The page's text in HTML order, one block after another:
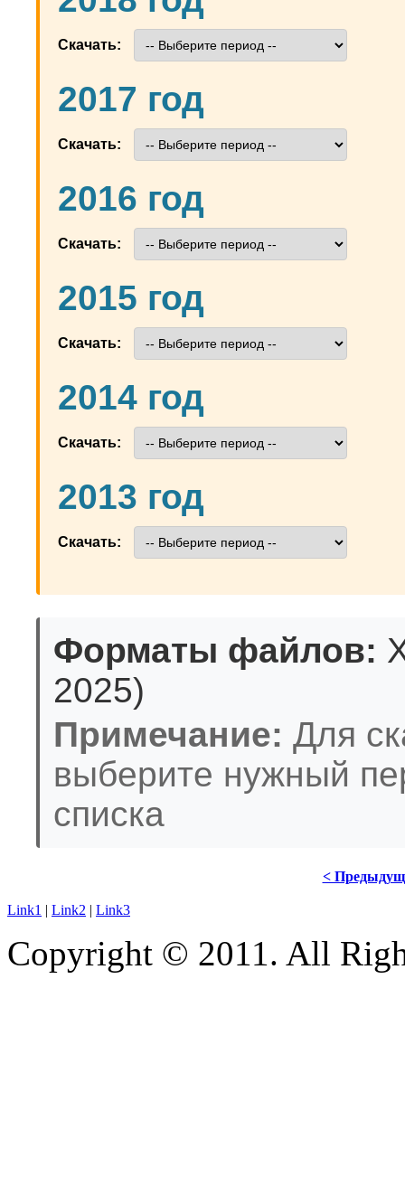
Скачать:
2017 год
Скачать:
2016 год
Скачать:
2015 год
Скачать:
2014 год
Скачать:
2013 год
Скачать:
Форматы файлов:
2025)
Примечание: Для
выберите нужный
списка
<
Link1 | Link2 | Link3
Copyright © 2011. All